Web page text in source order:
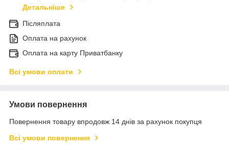
Детальніше
Післяплата
Оплата на рахунок
Оплата на карту Приватбанку
Всі умови оплати
Умови повернення
Повернення товару впродовж 14 днів за рахунок покупця
Всі умови повернення